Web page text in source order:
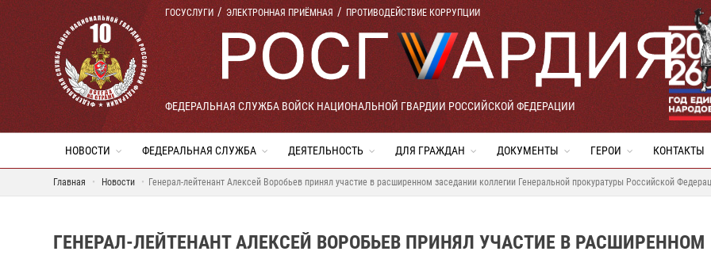
ГОСУСЛУГИ ЭЛЕКТРОННАЯ ПРИЁМНАЯ ПРОТИВОДЕЙСТВИЕ КОРРУПЦИИ
ФЕДЕРАЛЬНАЯ СЛУЖБА ВОЙСК НАЦИОНАЛЬНОЙ ГВАРДИИ РОССИЙСКОЙ ФЕДЕРАЦИИ
НОВОСТИ ФЕДЕРАЛЬНАЯ СЛУЖБА ДЕЯТЕЛЬНОСТЬ ДЛЯ ГРАЖДАН ДОКУМЕНТЫ ГЕРОИ КОНТАКТЫ
Главная Новости Генерал-лейтенант Алексей Воробьев принял участие в расширенном заседании коллегии Генеральной прокуратуры Российской
ГЕНЕРАЛ-ЛЕЙТЕНАНТ АЛЕКСЕЙ ВОРОБЬЕВ ПРИНЯЛ УЧАСТИЕ В РАСШИРЕННОМ